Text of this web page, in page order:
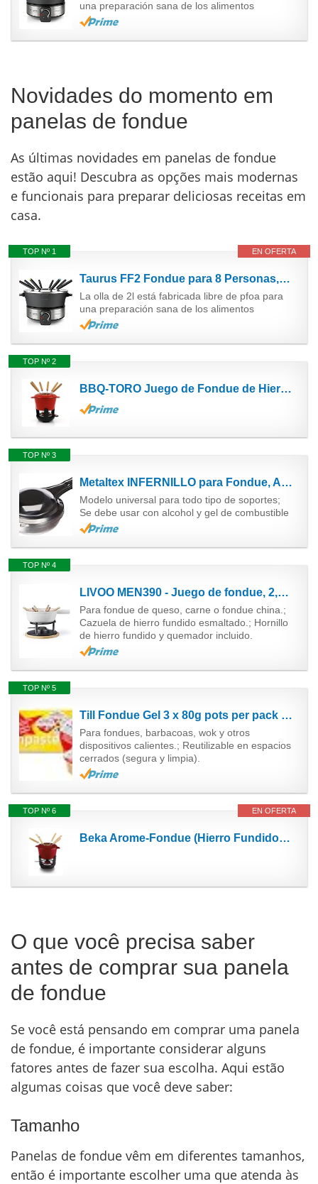
una preparación sana de los alimentos
Novidades do momento em
panelas de fondue
As últimas novidades em panelas de fondue
estão aqui! Descubra as opções mais modernas
e funcionais para preparar deliciosas receitas em
casa.
EN OFERTA
TOP Nº 1
Taurus FF2 Fondue para 8 Personas, 100 W, Capacidad de 2 L, Olla Libre de PFOA, Color en Acero...
La olla de 2l está fabricada libre de pfoa para
una preparación sana de los alimentos
TOP Nº 2
BBQ-TORO Juego de Fondue de Hierro Fundido I 6 Personas I 13 Piezas I 1 Litro I Cacerola, Quemador y...
TOP Nº 3
Metaltex INFERNILLO para Fondue, Acero INOX, Estandar
Modelo universal para todo tipo de soportes;
Se debe usar con alcohol y gel de combustible
TOP Nº 4
LIVOO MEN390 - Juego de fondue, 2,6 literas
Para fondue de queso, carne o fondue china.;
Cazuela de hierro fundido esmaltado.; Hornillo
de hierro fundido y quemador incluido.
TOP Nº 5
Till Fondue Gel 3 x 80g pots per pack by Dexam
Para fondues, barbacoas, wok y otros
dispositivos calientes.; Reutilizable en espacios
cerrados (segura y limpia).
EN OFERTA
TOP Nº 6
Beka Arome-Fondue (Hierro Fundido esmaltado, 15 cm, para 4 a 6 Personas, Apta para inducción),...
O que você precisa saber
antes de comprar sua panela
de fondue
Se você está pensando em comprar uma panela
de fondue, é importante considerar alguns
fatores antes de fazer sua escolha. Aqui estão
algumas coisas que você deve saber:
Tamanho
Panelas de fondue vêm em diferentes tamanhos,
então é importante escolher uma que atenda às